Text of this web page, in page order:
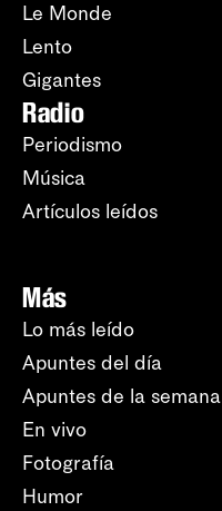
Le Monde
Lento
Gigantes
Radio
Periodismo
Música
Artículos leídos
Más
Lo más leído
Apuntes del día
Apuntes de la semana
En vivo
Fotografía
Humor